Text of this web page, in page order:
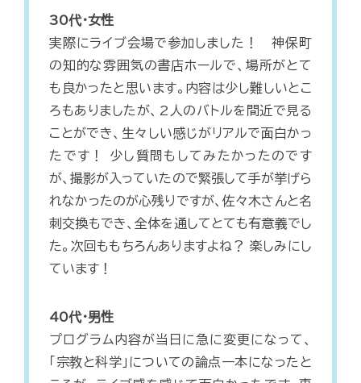
30代・女性
実際にライブ会場で参加しました！ 神保町
の知的な雰囲気の書店ホールで、場所がとて
も良かったと思います。内容は少し難しいとこ
ろもありましたが、2人のバトルを間近で見る
ことができ、生々しい感じがリアルで面白かっ
たです！ 少し質問もしてみたかったのです
が、撮影が入っていたので緊張して手が挙げら
れなかったのが心残りですが、佐々木さんと名
刺交換もでき、全体を通してとても有意義でし
た。次回ももちろんありますよね？ 楽しみにし
ています！
40代・男性
プログラム内容が当日に急に変更になって、
「宗教と科学」についての論点一本になったと